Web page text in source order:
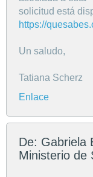
solicitud está
https://
Un saludo,
Tatiana Scherz
Enlace
De: Gabriela
Ministerio de